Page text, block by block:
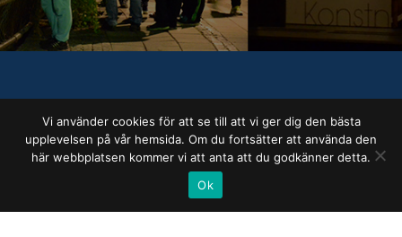
Projektledare
Jonas Bresser
Vi använder cookies för att se till att vi ger dig den bästa
upplevelsen på vår hemsida. Om du fortsätter att använda den
här webbplatsen kommer vi att anta att du godkänner detta.
Ok